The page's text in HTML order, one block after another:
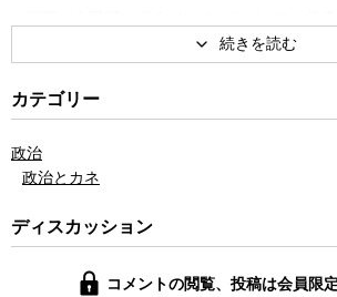
リーク情報を垂れ流す
ていた政治家の名前や大物政治家の逮捕はあ
ショー仕立ての人間ドラマに世間の耳目を集
かし、そもそもこの問題は、パーティ券の購
団体献金の抜け穴になっている点、つまり
より重大な問題がある。
パーティ券の購入を通じて今も事実上、億単
社会構造 の改革を実行することがで
カテゴリー
政治
政治とカネ
ディスカッション
コメントの閲覧、投稿は会員限